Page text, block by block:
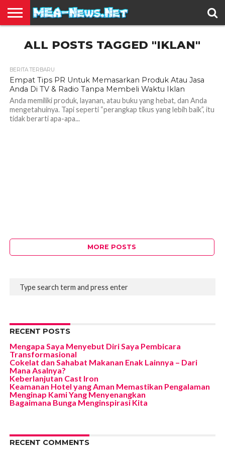
TERBARU
EDUKASI
HIBURAN
INSPIRASI
KESEHATAN
KULINER
OLAH
RAGA
OTOMOTIF
TRAVEL
JUAL
BELI
ALL POSTS TAGGED "IKLAN"
BERITA TERBARU
Empat Tips PR Untuk Memasarkan Produk Atau Jasa
Anda Di TV & Radio Tanpa Membeli Waktu Iklan
Anda memiliki produk, layanan, atau buku yang hebat, dan Anda
mengetahuinya. Tapi seperti “perangkap tikus yang lebih baik”, itu
tidak berarti apa-apa...
MORE POSTS
RECENT POSTS
Mengapa Saya Menyebut Diri Saya Pembicara
Transformasional
Cokelat dan Sahabat Makanan Enak Lainnya – Dari
Mana Asalnya?
Keberlanjutan Cast Iron
Keamanan Hotel yang Aman Memastikan Pengalaman
Menginap Kami Yang Menyenangkan
Bagaimana Bunga Menginspirasi Kita
RECENT COMMENTS